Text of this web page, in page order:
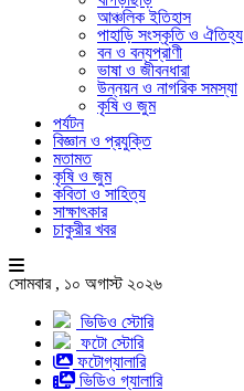
আঞ্চলিক ইতিহাস
পাহাড়ি সংস্কৃতি ও ঐতিহ্য
বন ও বন্যপ্রাণী
ভাষা ও জীবনধারা
উন্নয়ন ও নাগরিক সমস্যা
কৃষি ও জুম
পর্যটন
বিজ্ঞান ও প্রযুক্তি
মতামত
কৃষি ও জুম
কবিতা ও সাহিত্য
সাক্ষাৎকার
চাকুরীর খবর
সোমবার , ১০ অগাস্ট ২০২৬
ভিডিও স্টোরি
ফটো স্টোরি
ফটোগ্যালারি
ভিডিও গ্যালারি